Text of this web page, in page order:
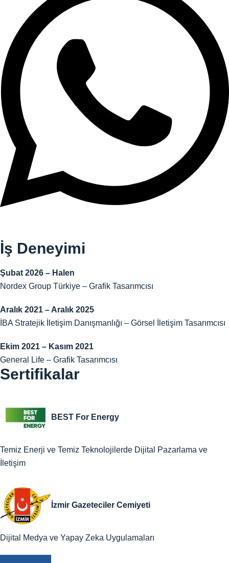
İş Deneyimi
Şubat 2026 – Halen
Nordex Group Türkiye – Grafik Tasarımcısı
Aralık 2021 – Aralık 2025
İBA Stratejik İletişim Danışmanlığı – Görsel İletişim Tasarımcısı
Ekim 2021 – Kasım 2021
General Life – Grafik Tasarımcısı
Sertifikalar
BEST For Energy
Temiz Enerji ve Temiz Teknolojilerde Dijital Pazarlama ve
İletişim
İzmir Gazeteciler Cemiyeti
Dijital Medya ve Yapay Zeka Uygulamaları